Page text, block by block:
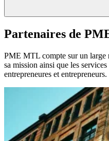
Partenaires de
PME MTL compte sur un large
sa mission ainsi que les
entrepreneures et entrepreneurs.